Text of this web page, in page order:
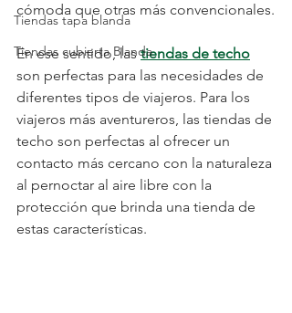
Tiendas tapa blanda
Tiendas cubierta Blanda
cómoda que otras más convencionales.
En ese sentido, las tiendas de techo
son perfectas para las necesidades de
diferentes tipos de viajeros. Para los
viajeros más aventureros, las tiendas de
techo son perfectas al ofrecer un
contacto más cercano con la naturaleza
al pernoctar al aire libre con la
protección que brinda una tienda de
estas características.